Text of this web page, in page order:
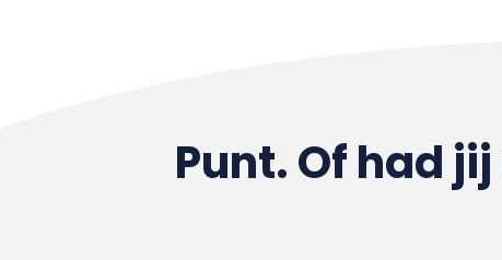
Punt. Of had